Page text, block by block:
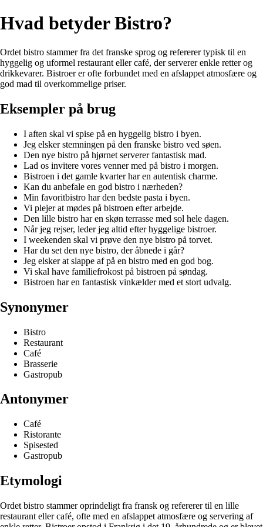
Hvad betyder Bistro?
Ordet bistro stammer fra det franske sprog og refererer typisk til en
hyggelig og uformel restaurant eller café, der serverer enkle retter og
drikkevarer. Bistroer er ofte forbundet med en afslappet atmosfære og
god mad til overkommelige priser.
Eksempler på brug
I aften skal vi spise på en hyggelig bistro i byen.
Jeg elsker stemningen på den franske bistro ved søen.
Den nye bistro på hjørnet serverer fantastisk mad.
Lad os invitere vores venner med på bistro i morgen.
Bistroen i det gamle kvarter har en autentisk charme.
Kan du anbefale en god bistro i nærheden?
Min favoritbistro har den bedste pasta i byen.
Vi plejer at mødes på bistroen efter arbejde.
Den lille bistro har en skøn terrasse med sol hele dagen.
Når jeg rejser, leder jeg altid efter hyggelige bistroer.
I weekenden skal vi prøve den nye bistro på torvet.
Har du set den nye bistro, der åbnede i går?
Jeg elsker at slappe af på en bistro med en god bog.
Vi skal have familiefrokost på bistroen på søndag.
Bistroen har en fantastisk vinkælder med et stort udvalg.
Synonymer
Bistro
Restaurant
Café
Brasserie
Gastropub
Antonymer
Café
Ristorante
Spisested
Gastropub
Etymologi
Ordet bistro stammer oprindeligt fra fransk og refererer til en lille
restaurant eller café, ofte med en afslappet atmosfære og servering af